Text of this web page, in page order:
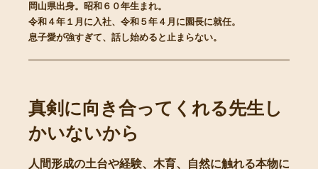
岡山県出身。昭和６０年生まれ。
令和４年１月に入社、令和５年４月に園長に就任。
息子愛が強すぎて、話し始めると止まらない。
真剣に向き合ってくれる先生し
かいないから
人間形成の土台や経験、木育、自然に触れる本物に